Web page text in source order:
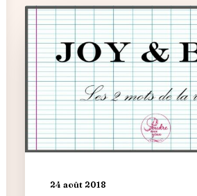
24 août 2018